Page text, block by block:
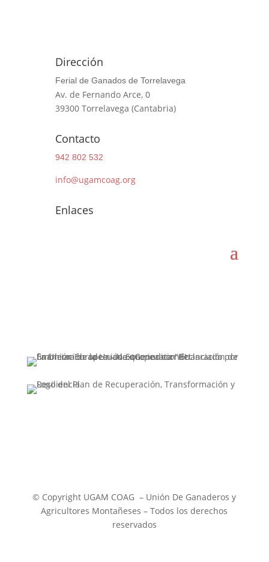
Dirección
Ferial de Ganados de Torrelavega
Av. de Fernando Arce, 0
39300 Torrelavega (Cantabria)
Contacto
942 802 532
info@ugamcoag.org
Enlaces
© Copyright UGAM COAG – Unión De Ganaderos y
Agricultores Montañeses – Todos los derechos
reservados